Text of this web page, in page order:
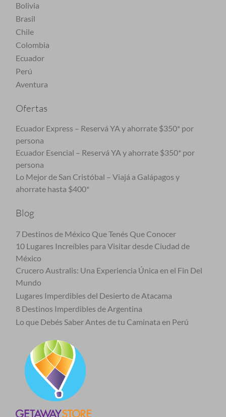
Bolivia
Brasil
Chile
Colombia
Ecuador
Perú
Aventura
Ofertas
Ecuador Express – Reservá YA y ahorrate $350* por
persona
Ecuador Esencial – Reservá YA y ahorrate $350* por
persona
Lo Mejor de San Cristóbal – Viajá a Galápagos y
ahorrate hasta $400*
Blog
7 Destinos de México Que Tenés Que Conocer
10 Lugares Increíbles para Visitar desde Ciudad de
México
Crucero Australis: Una Experiencia Única en el Fin Del
Mundo
Lugares Imperdibles del Desierto de Atacama
8 Destinos Imperdibles de Argentina
Lo que Debés Saber Antes de tu Caminata en Perú